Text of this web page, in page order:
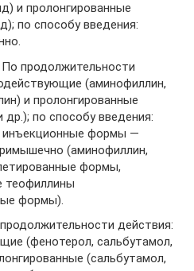
и пролонгированные
по способу введения:
По продолжительности
(аминофиллин,
и пролонгированные
др.); по способу введения:
инъекционные формы —
(аминофиллин,
формы,
теофиллины
формы).
действия:
(фенотерол, сальбутамол,
(сальбутамол,